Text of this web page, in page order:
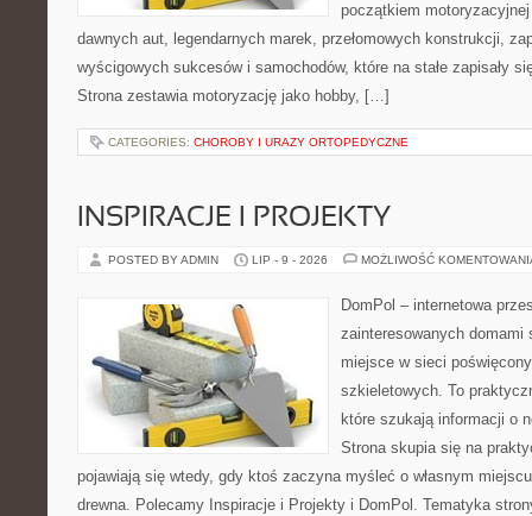
początkiem
dawnych aut, legendarnych marek, przełomowych konstrukcji,
wyścigowych sukcesów i samochodów, które na stałe zapisały
Strona zestawia motoryzację jako hobby, […]
CATEGORIES: CHOROBY I URAZY ORTOPEDYCZNE
INSPIRACJE I PROJEKTY
POSTED BY ADMIN LIP - 9 - 2026 MOŻLIWOŚĆ
DomPol – internetowa
zainteresowanych
miejsce w sieci
szkieletowych. To
które szukają informacji o
Strona skupia się na
pojawiają się wtedy, gdy ktoś zaczyna myśleć o własnym
drewna. Polecamy Inspiracje i Projekty i DomPol. Tematyka